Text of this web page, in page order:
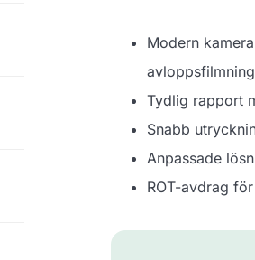
Modern
avloppsfilmning
Tydlig rapport
Snabb
Anpassade
ROT-avdrag